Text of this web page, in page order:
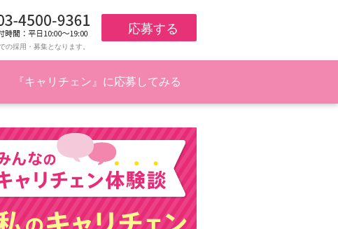
応募する
の採用・募集となります。
『キャリチェン』に応募してみる